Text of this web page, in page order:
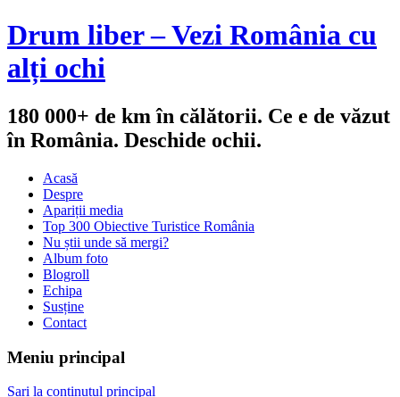
Drum liber – Vezi România cu
alți ochi
180 000+ de km în călătorii. Ce e de văzut
în România. Deschide ochii.
Acasă
Despre
Apariții media
Top 300 Obiective Turistice România
Nu știi unde să mergi?
Album foto
Blogroll
Echipa
Susține
Contact
Meniu principal
Sari la conținutul principal